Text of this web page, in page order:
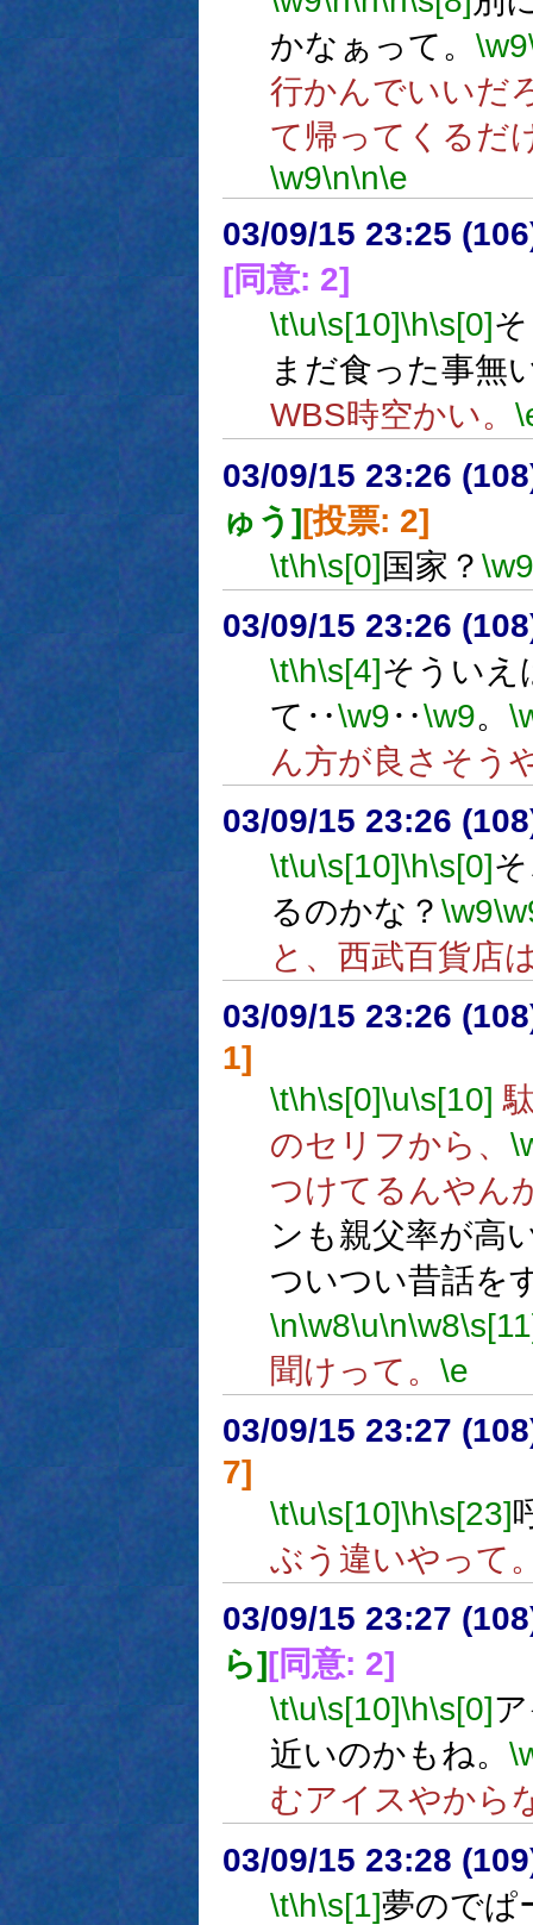
かなぁって。 \w9
行かんでいいだ
て帰ってくるだ
\w9\n\n\e
03/09/15 23:25
[同意: 2]
\t\u\s[10]\h\s[0]
まだ食った事無
WBS時空かい。
03/09/15 23:26
ゅう][投票: 2]
\t\h\s[0]国家？ \w9
03/09/15 23:26
\t\h\s[4]そういえ
て‥\w9‥\w9。
ん方が良さそう
03/09/15 23:26
\t\u\s[10]\h\s[0]
るのかな？ \w9
と、西武百貨店
03/09/15 23:26
1]
\t\h\s[0]\u\s[10]
のセリフから、
つけてるんやん
ンも親父率が高
ついつい昔話を
\n\w8\u\n\w8
聞けって。 \e
03/09/15 23:27
7]
\t\u\s[10]\h\s[23]
ぶう違いやって
03/09/15 23:27
ら] [同意: 2]
\t\u\s[10]\h\s[0]
近いのかもね。
むアイスやから
03/09/15 23:28
\t\h\s[1]夢のでぱ